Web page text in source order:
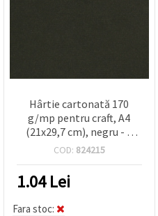
Hârtie cartonată 170
g/mp pentru craft, A4
(21x29,7 cm), negru - 1
coală
COD: 824215
1.04Lei
Fara stoc: